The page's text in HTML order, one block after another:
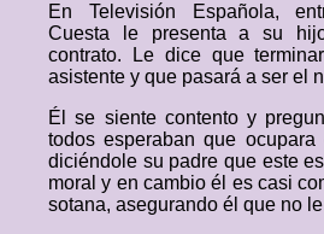
En Televisión Española,
Cuesta le presenta a su
contrato. Le dice que
asistente y que pasará a ser el
Él se siente contento y
todos esperaban que ocupara
diciéndole su padre que este
moral y en cambio él es casi
sotana, asegurando él que no